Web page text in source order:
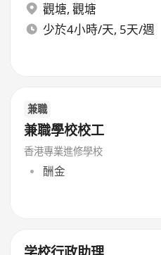
觀塘, 觀塘
少於4小時/天, 5天/週
兼職
兼職學校校工
香港專業進修學校
酬金